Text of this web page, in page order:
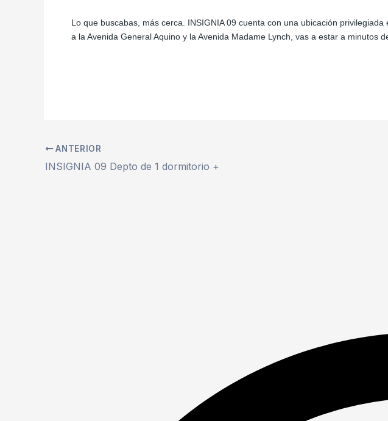
Lo que buscabas, más cerca. INSIGNIA 09 cuenta con una ubicación
a la Avenida General Aquino y la Avenida Madame Lynch, vas a estar a minutos
ANTERIOR
INSIGNIA 09 Depto de 1 dormitorio +